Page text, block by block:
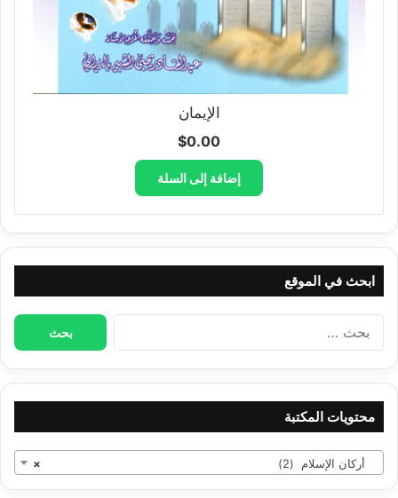
الإيمان
$0.00
إضافة إلى السلة
ابحث في الموقع
البحث
محتويات المكتبة
× أركان الإسلام (2)